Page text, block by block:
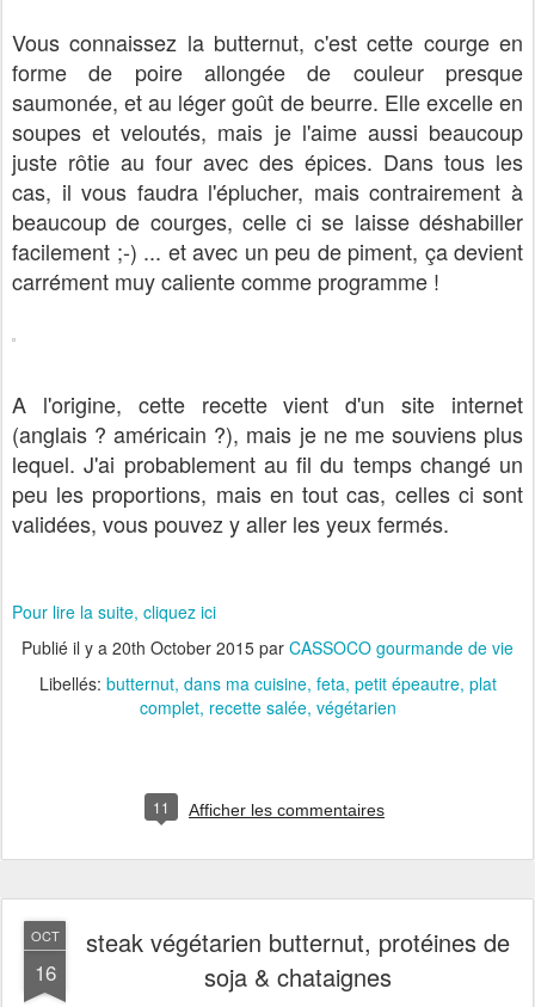
Vous connaissez la butternut, c'est cette courge en
forme de poire allongée de couleur presque
saumonée, et au léger goût de beurre. Elle excelle en
soupes et veloutés, mais je l'aime aussi beaucoup
juste rôtie au four avec des épices. Dans tous les
cas, il vous faudra l'éplucher, mais contrairement à
beaucoup de courges, celle ci se laisse déshabiller
facilement ;-) ... et avec un peu de piment, ça devient
carrément muy caliente comme programme !
A l'origine, cette recette vient d'un site internet
(anglais ? américain ?), mais je ne me souviens plus
lequel. J'ai probablement au fil du temps changé un
peu les proportions, mais en tout cas, celles ci sont
validées, vous pouvez y aller les yeux fermés.
Pour lire la suite, cliquez ici
Publié il y a 20th October 2015 par CASSOCO gourmande de vie
Libellés: butternut dans ma cuisine feta petit épeautre plat
complet recette salée végétarien
11 Afficher les commentaires
OCT
16
steak végétarien butternut, protéines de
soja & chataignes